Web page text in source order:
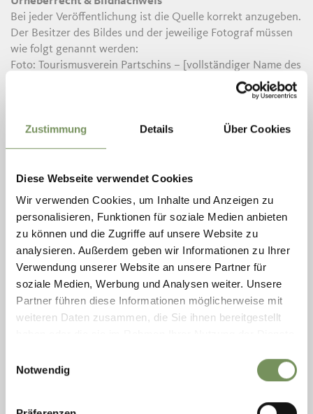
Zustimmung Details Über Cookies
Diese Webseite verwendet Cookies
Wir verwenden Cookies, um Inhalte und Anzeigen zu
personalisieren, Funktionen für soziale Medien anbieten
zu können und die Zugriffe auf unsere Website zu
analysieren. Außerdem geben wir Informationen zu Ihrer
Verwendung unserer Website an unsere Partner für
soziale Medien, Werbung und Analysen weiter. Unsere
Partner führen diese Informationen möglicherweise mit
weiteren Daten zusammen, die Sie ihnen bereitgestellt
Notwendig
Bei jeder Veröffentlichung ist die Quelle korrekt anzugeben.
Der Besitzer des Bildes und der jeweilige Fotograf müssen
wie folgt genannt werden:
Foto: Tourismusverein Partschins – [vollständiger Name des
Die entsprechenden Informationen sind im Dateinamen der
nicht zulässig.
Die folgenden Verwendungen sind ausdrücklich untersagt:
• Nutzung der Medien für kommerzielle Produkte (z. B.
Postkarten, Kalender, Titelbilder von Büchern oder
Produktverpackungen)
• Politische oder werbliche Nutzung (z. B. Wahlwerbung)
• Veränderung, Bearbeitung oder Verfremdung der Medien
ohne ausdrückliche Zustimmung
• Veröffentlichung oder Weitergabe an Dritte
• Nutzung im Zusammenhang mit diskriminierenden,
pornografischen oder gesetzeswidrigen Inhalten
schriftlicher Genehmigung des Tourismusvereins Partschins